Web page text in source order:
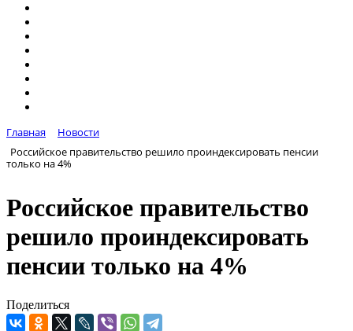
Главная
Новости
Российское правительство решило проиндексировать пенсии
только на 4%
Российское правительство
решило проиндексировать
пенсии только на 4%
Поделиться